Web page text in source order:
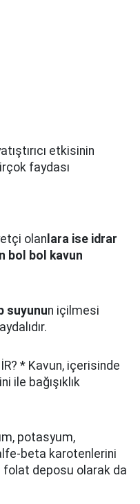
etkisinin
faydası
olan lara ise idrar
bol bol kavun
suyunun içilmesi
* Kavun, içerisinde
ile bağışıklık
potasyum,
beta karotenlerini
folat deposu olarak da